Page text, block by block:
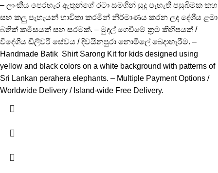
– ලාංකීය පෙරහැර ඇතුන්ගේ රටා සමගින් සුදු පැහැති පසුබිමක කහ
සහ කලු පැහැයන් භාවිතා කරමින් නිර්මාණය කරන ලද දේශීය ළමා
බතික් කමිසයක් සහ සරමක්. – මුදල් ගෙවීමේ ක්‍රම කිහිපයක් /
විදේශීය ඩිලිවරි සේවය / දිවයිනපුරා නොමිලේ බෙදාහැරීම. –
Handmade Batik Shirt Sarong Kit for kids designed using
yellow and black colors on a white background with patterns of
Sri Lankan perahera elephants. – Multiple Payment Options /
Worldwide Delivery / Island-wide Free Delivery.